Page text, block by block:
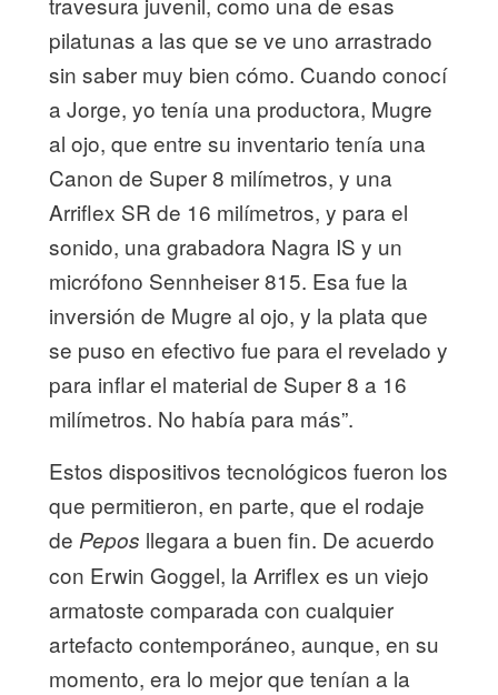
pilatunas a las que se ve uno arrastrado
sin saber muy bien cómo. Cuando conocí
a Jorge, yo tenía una productora, Mugre
al ojo, que entre su inventario tenía una
Canon de Super 8 milímetros, y una
Arriflex SR de 16 milímetros, y para el
sonido, una grabadora Nagra IS y un
micrófono Sennheiser 815. Esa fue la
inversión de Mugre al ojo, y la plata que
se puso en efectivo fue para el revelado y
para inflar el material de Super 8 a 16
milímetros. No había para más”.
Estos dispositivos tecnológicos fueron los
que permitieron, en parte, que el rodaje
de Pepos llegara a buen fin. De acuerdo
con Erwin Goggel, la Arriflex es un viejo
armatoste comparada con cualquier
artefacto contemporáneo, aunque, en su
momento, era lo mejor que tenían a la